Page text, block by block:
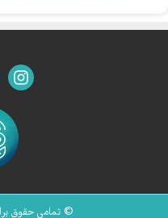
© تمامی حقوق